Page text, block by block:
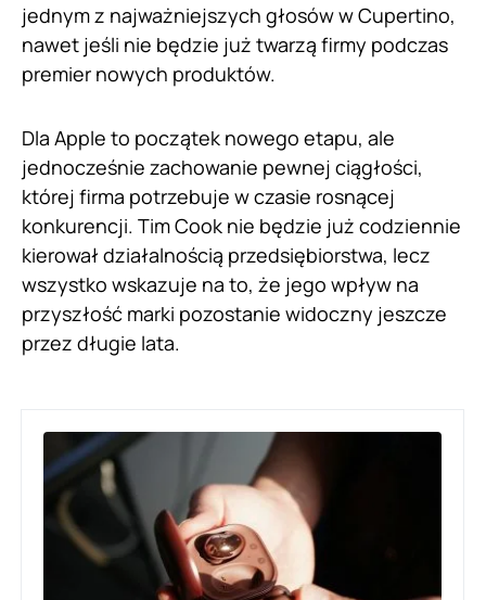
jednym z najważniejszych głosów w Cupertino,
nawet jeśli nie będzie już twarzą firmy podczas
premier nowych produktów.
Dla Apple to początek nowego etapu, ale
jednocześnie zachowanie pewnej ciągłości,
której firma potrzebuje w czasie rosnącej
konkurencji. Tim Cook nie będzie już codziennie
kierował działalnością przedsiębiorstwa, lecz
wszystko wskazuje na to, że jego wpływ na
przyszłość marki pozostanie widoczny jeszcze
przez długie lata.